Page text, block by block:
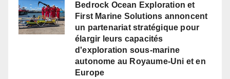
Bedrock Ocean Exploration et
First Marine Solutions annoncent
un partenariat stratégique pour
élargir leurs capacités
d'exploration sous-marine
autonome au Royaume-Uni et en
Europe